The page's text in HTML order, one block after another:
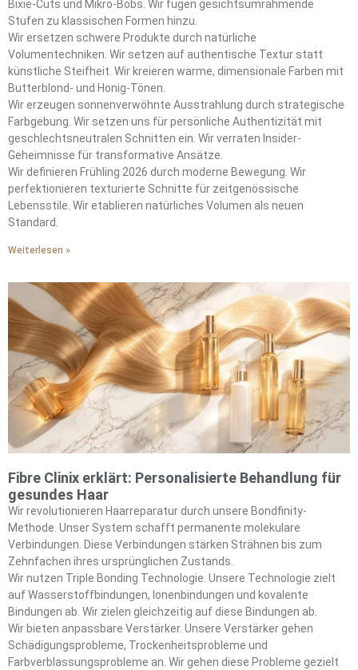
Bixie-Cuts und Mikro-Bobs. Wir fügen gesichtsumrahmende
Stufen zu klassischen Formen hinzu.
Wir ersetzen schwere Produkte durch natürliche
Volumentechniken. Wir setzen auf authentische Textur statt
künstliche Steifheit. Wir kreieren warme, dimensionale Farben mit
Butterblond- und Honig-Tönen.
Wir erzeugen sonnenverwöhnte Ausstrahlung durch strategische
Farbgebung. Wir setzen uns für persönliche Authentizität mit
geschlechtsneutralen Schnitten ein. Wir verraten Insider-
Geheimnisse für transformative Ansätze.
Wir definieren Frühling 2026 durch moderne Bewegung. Wir
perfektionieren texturierte Schnitte für zeitgenössische
Lebensstile. Wir etablieren natürliches Volumen als neuen
Standard.
Weiterlesen »
Fibre Clinix erklärt: Personalisierte Behandlung für
gesundes Haar
Wir revolutionieren Haarreparatur durch unsere Bondfinity-
Methode. Unser System schafft permanente molekulare
Verbindungen. Diese Verbindungen stärken Strähnen bis zum
Zehnfachen ihres ursprünglichen Zustands.
Wir nutzen Triple Bonding Technologie. Unsere Technologie zielt
auf Wasserstoffbindungen, Ionenbindungen und kovalente
Bindungen ab. Wir zielen gleichzeitig auf diese Bindungen ab.
Wir bieten anpassbare Verstärker. Unsere Verstärker gehen
Schädigungsprobleme, Trockenheitsprobleme und
Farbverblassungsprobleme an. Wir gehen diese Probleme gezielt